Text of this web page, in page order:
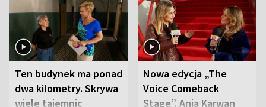
Ten budynek ma ponad
dwa kilometry. Skrywa
wiele tajemnic
Nowa edycja „The
Voice Comeback
Stage”. Ania Karwan